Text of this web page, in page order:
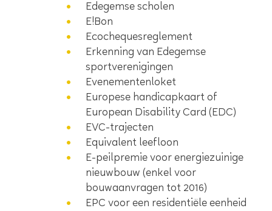
Edegemse scholen
E!Bon
Ecochequesreglement
Erkenning van Edegemse
sportverenigingen
Evenementenloket
Europese handicapkaart of
European Disability Card (EDC)
EVC-trajecten
Equivalent leefloon
E-peilpremie voor energiezuinige
nieuwbouw (enkel voor
bouwaanvragen tot 2016)
EPC voor een residentiële eenheid